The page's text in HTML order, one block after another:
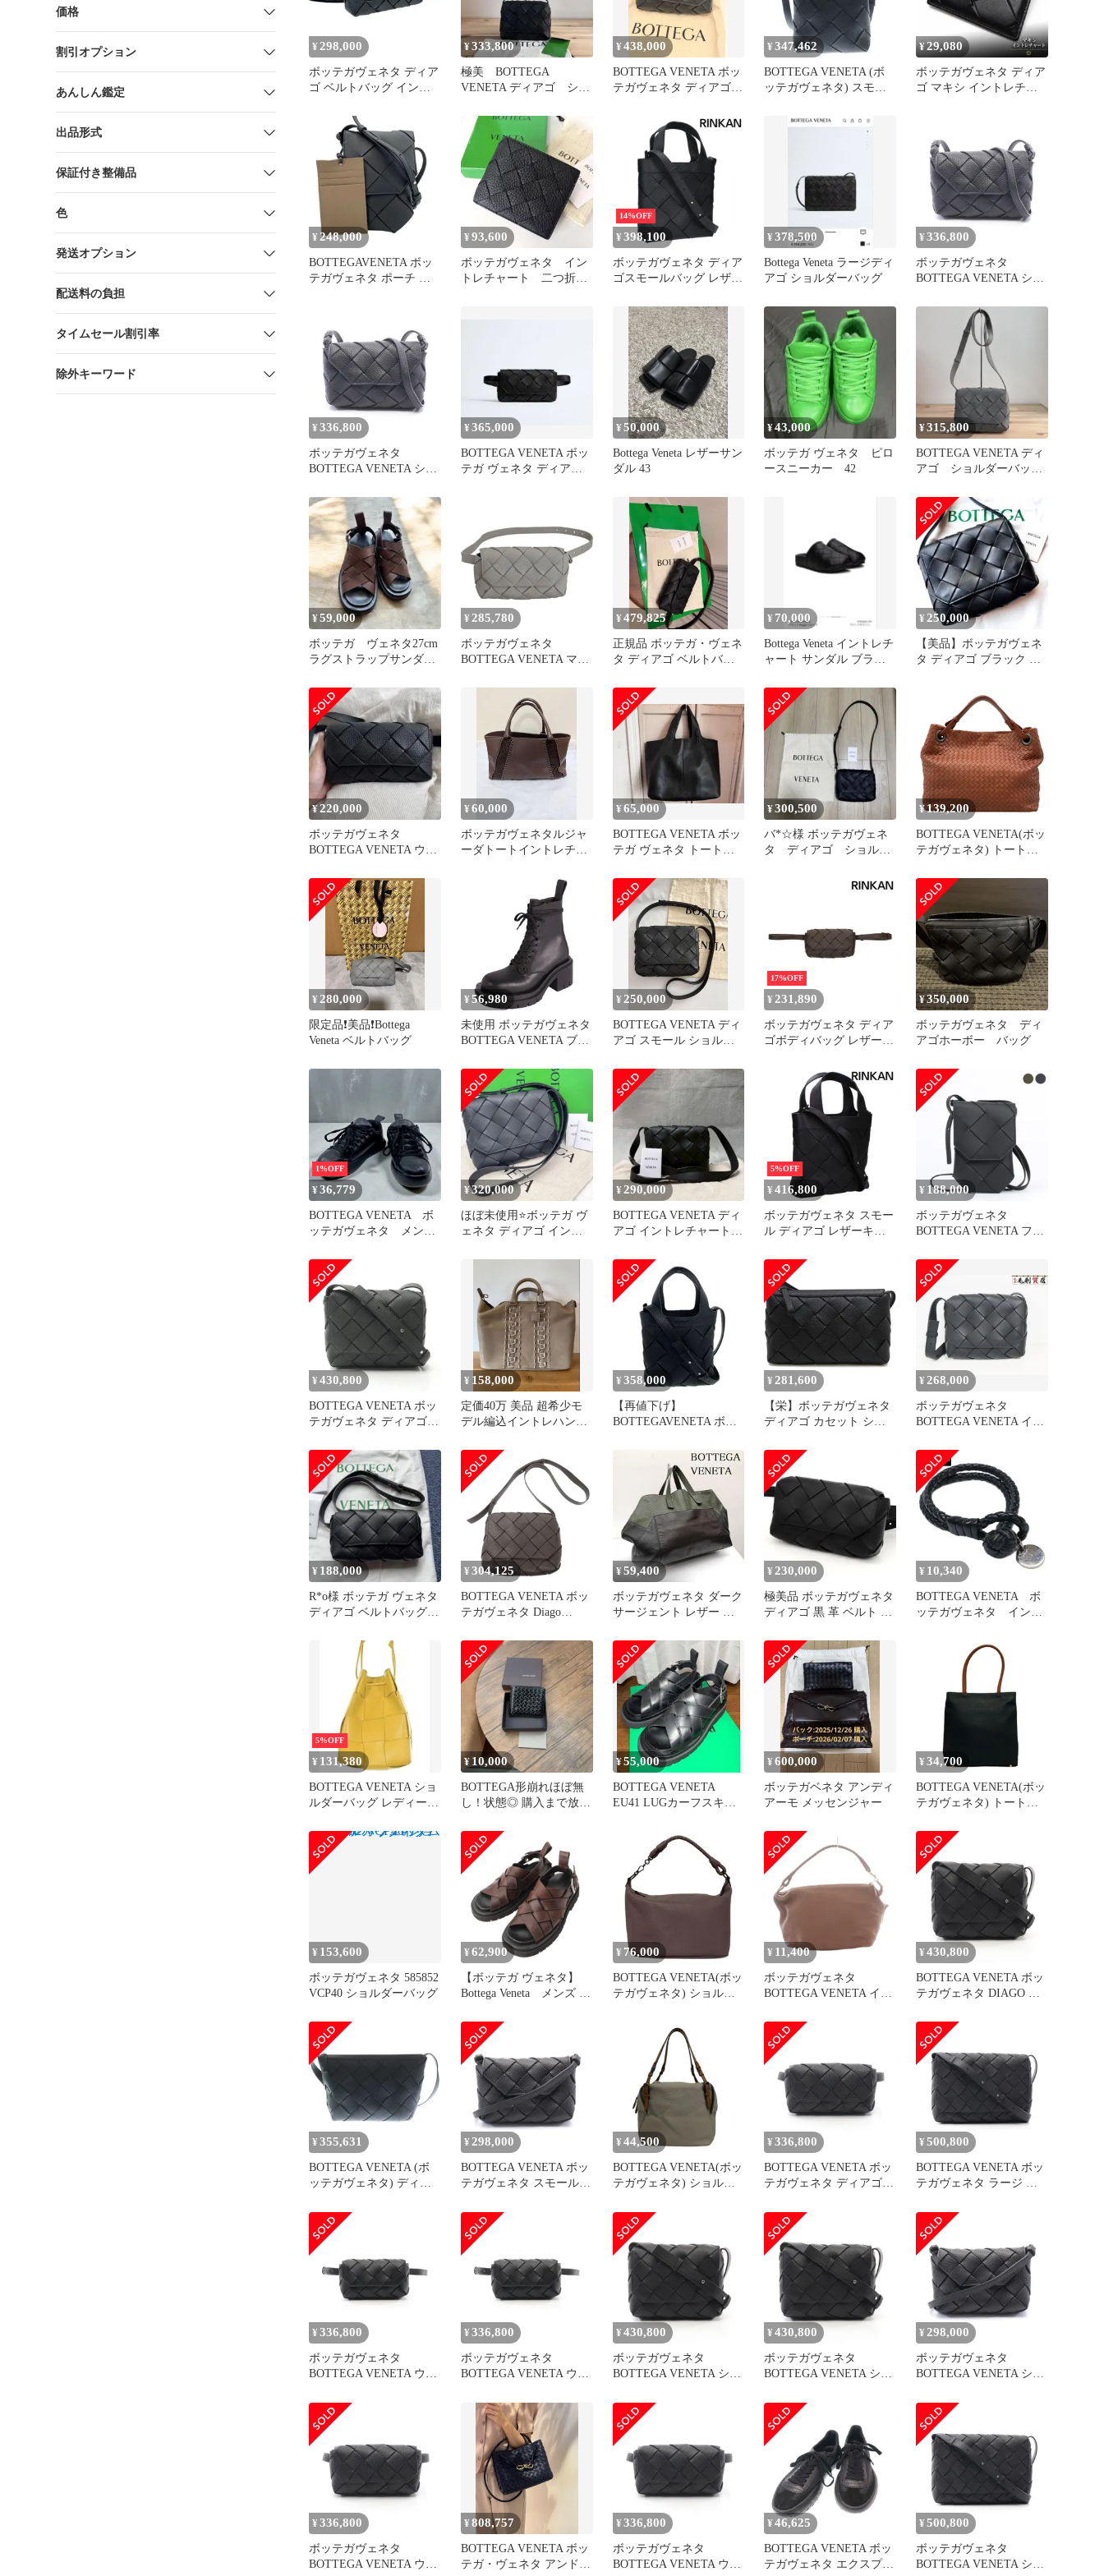
価格
割引オプション
あんしん鑑定
出品形式
保証付き整備品
色
発送オプション
配送料の負担
タイムセール割引率
除外キーワード
¥ 298,000
ボッテガヴェネタ ディア
ゴ ベルトバッグ イント
¥333,800
極美 BOTTEGA
VENETA ディアゴ ショ
¥438,000
BOTTEGA VENETA ボッ
テガヴェネタ ディアゴ
¥ 347,462
BOTTEGA VENETA (ボ
ッテガヴェネタ) スモー
ティング2WAYトートバ
ッグ ショルダーバック
¥29,080
ボッテガヴェネタ ディア
ゴ マキシ イントレチャ
¥ 248,000
BOTTEGAVENETA ボッ
テガヴェネタ ポーチ レ
¥ 93,600
ボッテガヴェネタ イン
トレチャート 二つ折り
14%OFF
¥ 398,100
ボッテガヴェネタ ディア
ゴスモールバッグ レザー
¥378,500
Bottega Veneta ラージディ
アゴ ショルダーバッグ
¥ 336,800
ボッテガヴェネタ
BOTTEGA VENETA ショ
ブラック レザー ディア
ゴ ショルダーバッグ メ
ンズ Used A
¥ 336,800
ボッテガヴェネタ
BOTTEGA VENETA ショ
ブラック レザー ディア
ゴ ショルダーバッグ メ
ンズ Used A
¥365,000
BOTTEGA VENETA ボッ
テガ ヴェネタ ディアゴ
¥50,000
Bottega Veneta レザーサン
ダル 43
¥43,000
ボッテガ ヴェネタ ピロ
ースニーカー 42
¥315,800
BOTTEGA VENETA ディ
アゴ ショルダーバッ
¥59,000
ボッテガ ヴェネタ27cm
ラグストラップサンダ
¥ 285,780
ボッテガヴェネタ
BOTTEGA VENETA マキ
アゴノ レザー
R00512930P グレー レデ
¥479,825
正規品 ボッテガ・ヴェネ
タ ディアゴ ベルトバッ
¥ 70,000
Bottega Veneta イントレチ
ャート サンダル ブラッ
¥ 250,000
【美品】ボッテガヴェネ
タ ディアゴ ブラック イ
¥220,000
ボッテガヴェネタ
BOTTEGA VENETA ウエ
トバック
¥60,000
ボッテガヴェネタルジャ
ーダトートイントレチャ
¥65,000
BOTTEGA VENETA ボッ
テガ ヴェネタ トートバ
¥300,500
バ*☆様 ボッテガヴェネ
タ ディアゴ ショルダ
¥139,200
BOTTEGA VENETA(ボッ
テガヴェネタ) トートバ
クブラウン レザー
¥ 280,000
限定品❗️美品❗️Bottega
Veneta ベルトバッグ
¥ 56,980
未使用 ボッテガヴェネタ
BOTTEGA VENETA ブー
¥ 250,000
BOTTEGA VENETA ディ
アゴ スモール ショルダ
17%OFF
¥ 231,890
ボッテガヴェネタ ディア
ゴボディバッグ レザーウ
¥350,000
ボッテガヴェネタ ディ
アゴホーボー バッグ
1%OFF
¥36,779
BOTTEGA VENETA ボ
ッテガヴェネタ メン
スニーカー ブラック
レザー 41 約26.0〜
26.5cm
¥320,000
ほぼ未使用⭐️ボッテガ ヴ
ェネタ ディアゴ イント
ッグ
¥290,000
BOTTEGA VENETA ディ
アゴ イントレチャート
5%OFF
¥ 416,800
ボッテガヴェネタ スモー
ル ディアゴ レザーキル
ッグ メンズ
¥ 188,000
ボッテガヴェネタ
BOTTEGA VENETA フォ
POUCH [ディアゴ フォン
ポーチ] メンズ レディー
ス 817827 V5AJ2
¥ 430,800
BOTTEGA VENETA ボッ
テガヴェネタ ディアゴ
¥ 158,000
定価40万 美品 超希少モ
デル編込イントレハンド
¥ 358,000
【再値下げ】
BOTTEGAVENETA ボッ
ディアゴ トートバッグ
ハンドバッグ 837364 レ
ディース カーフ ブラッ
ク グリーン シルバー金
具 中古
¥ 281,600
【栄】ボッテガヴェネタ
ディアゴ カセット ショ
837112V4FV18803 ブラッ
ク シルバー金具
¥ 268,000
ボッテガヴェネタ
BOTTEGA VENETA イン
795637V56A18803 スムー
スレザー ブラック 極上
美品 バッグ
¥ 188,000
R*o様 ボッテガ ヴェネタ
ディアゴ ベルトバッグ
¥ 304,125
BOTTEGA VENETA ボッ
テガヴェネタ Diago
ィアゴ イントレチャート
ショルダーバッグ ブラウ
ン
¥59,400
ボッテガヴェネタ ダーク
サージェント レザー ト
ISItems【USED】【古
着】【中古】50149593
¥ 230,000
極美品 ボッテガヴェネタ
ディアゴ 黒 革 ベルト ウ
¥ 10,340
BOTTEGA VENETA ボ
ッテガヴェネタ イント
5%OFF
¥ 131,380
BOTTEGA VENETA ショ
ルダーバッグ レディース
無料】
¥ 10,000
BOTTEGA形崩れほぼ無
し！状態◎ 購入まで放置
し！
¥55,000
BOTTEGA VENETA
EU41 LUGカーフスキン
¥600,000
ボッテガベネタ アンディ
アーモ メッセンジャー
¥ 34,700
BOTTEGA VENETA(ボッ
テガヴェネタ) トートバ
ー
¥ 153,600
ボッテガヴェネタ 585852
VCP40 ショルダーバッグ
¥ 62,900
【ボッテガ ヴェネタ】
Bottega Veneta メンズ イ
ラップ レザーサンダル
ブラウン 41 【中古】
【鑑定済・正規品保証】
192373
¥ 76,000
BOTTEGA VENETA(ボッ
テガヴェネタ) ショルダ
¥ 11,400
ボッテガヴェネタ
BOTTEGA VENETA イン
ザーバッグ ハンド 茶 ブ
ラウン /SS ■OS
¥ 430,800
BOTTEGA VENETA ボッ
テガヴェネタ DIAGO デ
¥ 355,631
BOTTEGA VENETA (ボ
ッテガヴェネタ) ディア
バッグ ブラック レザー
シルバー金具
¥ 298,000
BOTTEGA VENETA ボッ
テガヴェネタ スモール
グ
¥ 44,500
BOTTEGA VENETA(ボッ
テガヴェネタ) ショルダ
ークブラウン レザー
¥ 336,800
BOTTEGA VENETA ボッ
テガヴェネタ ディアゴ
ッグ ボディバッグ
¥ 500,800
BOTTEGA VENETA ボッ
テガヴェネタ ラージ デ
¥ 336,800
ボッテガヴェネタ
BOTTEGA VENETA ウエ
DIAGO 805773V56A18803
ブラック レザー ディア
ゴ ベルトバッグ メンズ
新品
¥ 336,800
ボッテガヴェネタ
BOTTEGA VENETA ウエ
DIAGO 805773V56A18803
ブラック レザー ディア
ゴ ベルトバッグ メンズ
新品
¥ 430,800
ボッテガヴェネタ
BOTTEGA VENETA ショ
ィアゴ 795637V56A18803
ブラック レザー ディア
ゴクロスボディバッグ メ
ンズ 新品
¥ 430,800
ボッテガヴェネタ
BOTTEGA VENETA ショ
ィアゴ 795637V56A18803
ブラック レザー ディア
ゴクロスボディバッグ メ
ンズ 新品
¥ 298,000
ボッテガヴェネタ
BOTTEGA VENETA ショ
ディアゴ
805745V4FV18803 ブラッ
ク レザー スモール ディ
アゴ レディース 新品
¥ 336,800
ボッテガヴェネタ
BOTTEGA VENETA ウエ
¥808,757
BOTTEGA VENETA ボッ
テガ・ヴェネタ アンドゥ
¥ 336,800
ボッテガヴェネタ
BOTTEGA VENETA ウエ
¥ 46,625
BOTTEGA VENETA ボッ
テガヴェネタ エクスプロ
¥ 500,800
ボッテガヴェネタ
BOTTEGA VENETA ショ